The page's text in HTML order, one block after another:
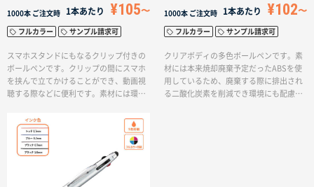
1000本 ご注文時 1本あたり ¥105
フルカラー サンプル請求可
スマホスタンドにもなるクリップ付きの
ボールペンです。クリップの間にスマホ
を挟んで立てかけることができ、動画視
聴する際などに便利です。素材には環境
汚染軽減にもつながる優れたエコ製品と
なっています。製品素材に由来した、海
を意識したターコイズブルーやスモーク
ブルーを取り入れた5色展開です。またク
リップ部分が大きいデザインのため、フ
ルカラー印刷で名入れ範囲を大きく取れ
1000本 ご注文時 1本あたり ¥102
フルカラー サンプル請求可
クリアボディの多色ボールペンです。素
材には本来焼却廃棄予定だったABSを使
用しているため、廃棄する際に排出され
る二酸化炭素を削減でき環境にも配慮し